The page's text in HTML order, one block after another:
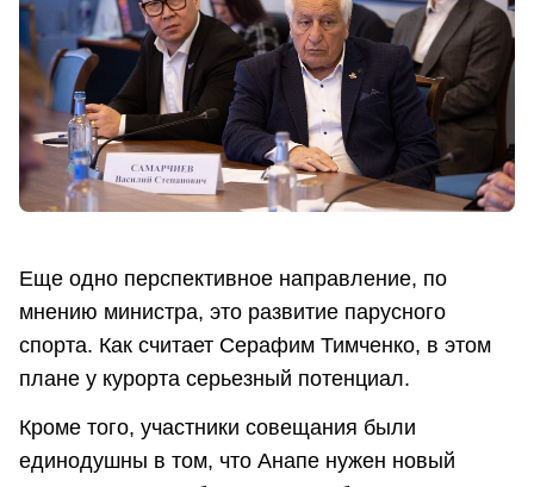
Еще одно перспективное направление, по
мнению министра, это развитие парусного
спорта. Как считает Серафим Тимченко, в этом
плане у курорта серьезный потенциал.
Кроме того, участники совещания были
единодушны в том, что Анапе нужен новый